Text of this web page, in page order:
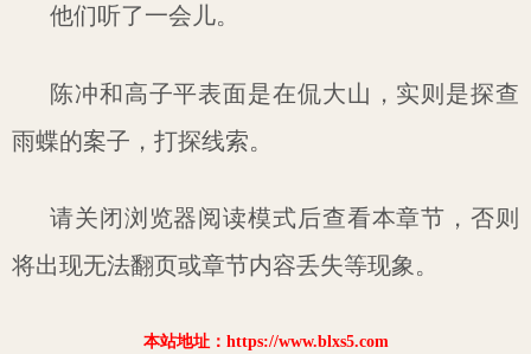
他们听了一会儿。
陈冲和高子平表面是在侃大山，实则是探查
雨蝶的案子，打探线索。
请关闭浏览器阅读模式后查看本章节，否则
将出现无法翻页或章节内容丢失等现象。
本站地址：https://www.blxs5.com